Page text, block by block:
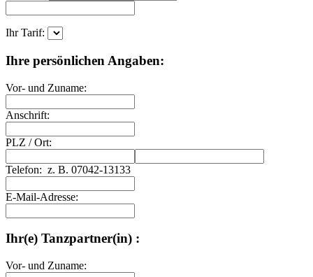
Ihr Tarif:
Ihre persönlichen Angaben:
Vor- und Zuname:
Anschrift:
PLZ /Ort:
Telefon: z. B. 07042-13133
E-Mail-Adresse:
Ihr(e) Tanzpartner(in) :
Vor- und Zuname: